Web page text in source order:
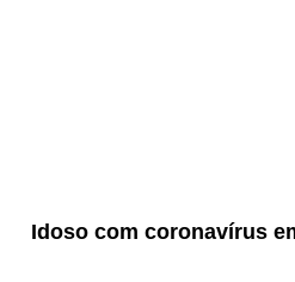
Idoso com coronavírus